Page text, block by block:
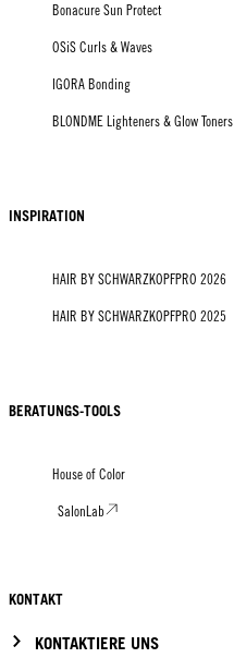
Bonacure Sun Protect
OSiS Curls & Waves
IGORA Bonding
BLONDME Lighteners & Glow Toners
INSPIRATION
HAIR BY SCHWARZKOPFPRO 2026
HAIR BY SCHWARZKOPFPRO 2025
BERATUNGS-TOOLS
House of Color
SalonLab
KONTAKT
KONTAKTIERE UNS